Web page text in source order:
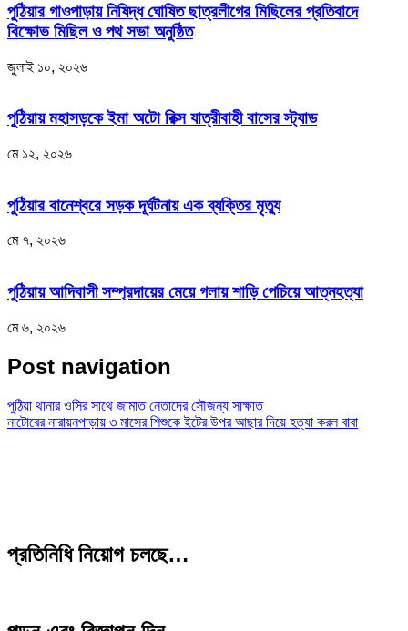
পুঠিয়ার গাওপাড়ায় নিষিদ্ধ ঘোষিত ছাত্রলীগের মিছিলের প্রতিবাদে
বিক্ষোভ মিছিল ও পথ সভা অনুষ্ঠিত
জুলাই ১০, ২০২৬
পুঠিয়ায় মহাসড়কে ইমা অটো রিক্স যাত্রীবাহী বাসের স্ট্যাড
মে ১২, ২০২৬
পুঠিয়ার বানেশ্বরে সড়ক দূর্ঘটনায় এক ব্যক্তির মৃত্যু
মে ৭, ২০২৬
পুঠিয়ায় আদিবাসী সম্প্রদায়ের মেয়ে গলায় শাড়ি পেচিয়ে আত্নহত্যা
মে ৬, ২০২৬
Post navigation
পুঠিয়া থানার ওসির সাথে জামাত নেতাদের সৌজন্য সাক্ষাত
নাটোরের নারায়নপাড়ায় ৩ মাসের শিশুকে ইটের উপর আছার দিয়ে হত্যা করল বাবা
প্রতিনিধি নিয়োগ চলছে…